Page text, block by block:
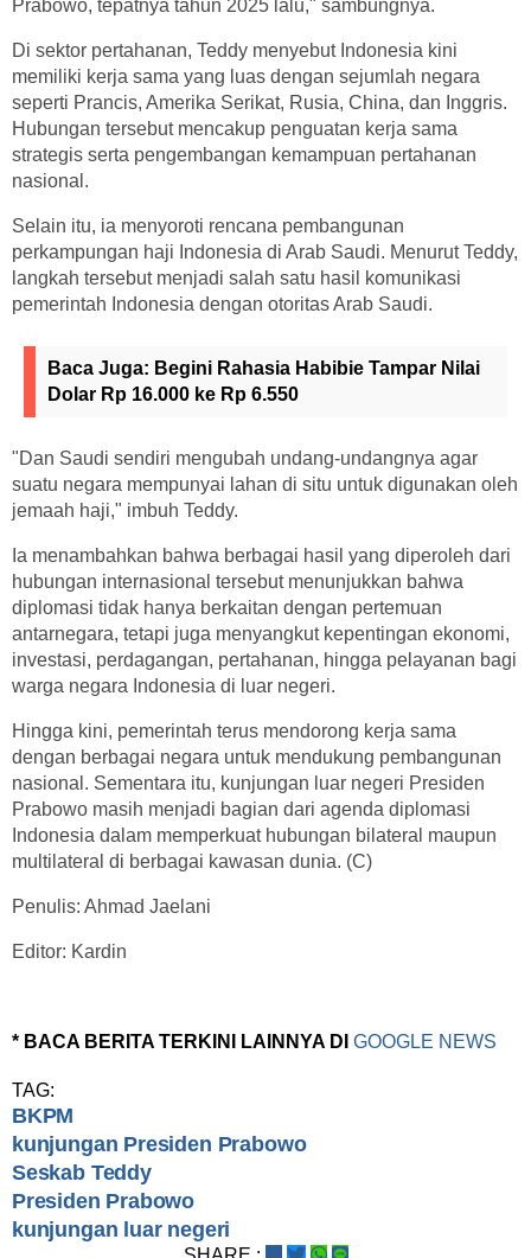
Prabowo, tepatnya tahun 2025 lalu," sambungnya.
Di sektor pertahanan, Teddy menyebut Indonesia kini
memiliki kerja sama yang luas dengan sejumlah negara
seperti Prancis, Amerika Serikat, Rusia, China, dan Inggris.
Hubungan tersebut mencakup penguatan kerja sama
strategis serta pengembangan kemampuan pertahanan
nasional.
Selain itu, ia menyoroti rencana pembangunan
perkampungan haji Indonesia di Arab Saudi. Menurut Teddy,
langkah tersebut menjadi salah satu hasil komunikasi
pemerintah Indonesia dengan otoritas Arab Saudi.
Baca Juga: Begini Rahasia Habibie Tampar Nilai
Dolar Rp 16.000 ke Rp 6.550
"Dan Saudi sendiri mengubah undang-undangnya agar
suatu negara mempunyai lahan di situ untuk digunakan oleh
jemaah haji," imbuh Teddy.
Ia menambahkan bahwa berbagai hasil yang diperoleh dari
hubungan internasional tersebut menunjukkan bahwa
diplomasi tidak hanya berkaitan dengan pertemuan
antarnegara, tetapi juga menyangkut kepentingan ekonomi,
investasi, perdagangan, pertahanan, hingga pelayanan bagi
warga negara Indonesia di luar negeri.
Hingga kini, pemerintah terus mendorong kerja sama
dengan berbagai negara untuk mendukung pembangunan
nasional. Sementara itu, kunjungan luar negeri Presiden
Prabowo masih menjadi bagian dari agenda diplomasi
Indonesia dalam memperkuat hubungan bilateral maupun
multilateral di berbagai kawasan dunia. (C)
Penulis: Ahmad Jaelani
Editor: Kardin
* BACA BERITA TERKINI LAINNYA DI GOOGLE NEWS
TAG:
BKPM
kunjungan Presiden Prabowo
Seskab Teddy
Presiden Prabowo
kunjungan luar negeri